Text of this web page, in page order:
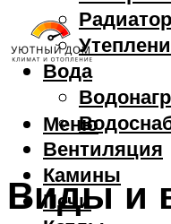
Вода
Вентиляция
Камины
Печи
Меню
Виды и